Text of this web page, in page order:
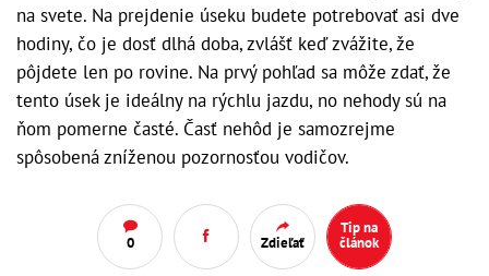
na svete. Na prejdenie úseku budete potrebovať asi dve
hodiny, čo je dosť dlhá doba, zvlášť keď zvážite, že
pôjdete len po rovine. Na prvý pohľad sa môže zdať, že
tento úsek je ideálny na rýchlu jazdu, no nehody sú na
ňom pomerne časté. Časť nehôd je samozrejme
spôsobená zníženou pozornosťou vodičov.
0 Zdieľať
Tip na
článok